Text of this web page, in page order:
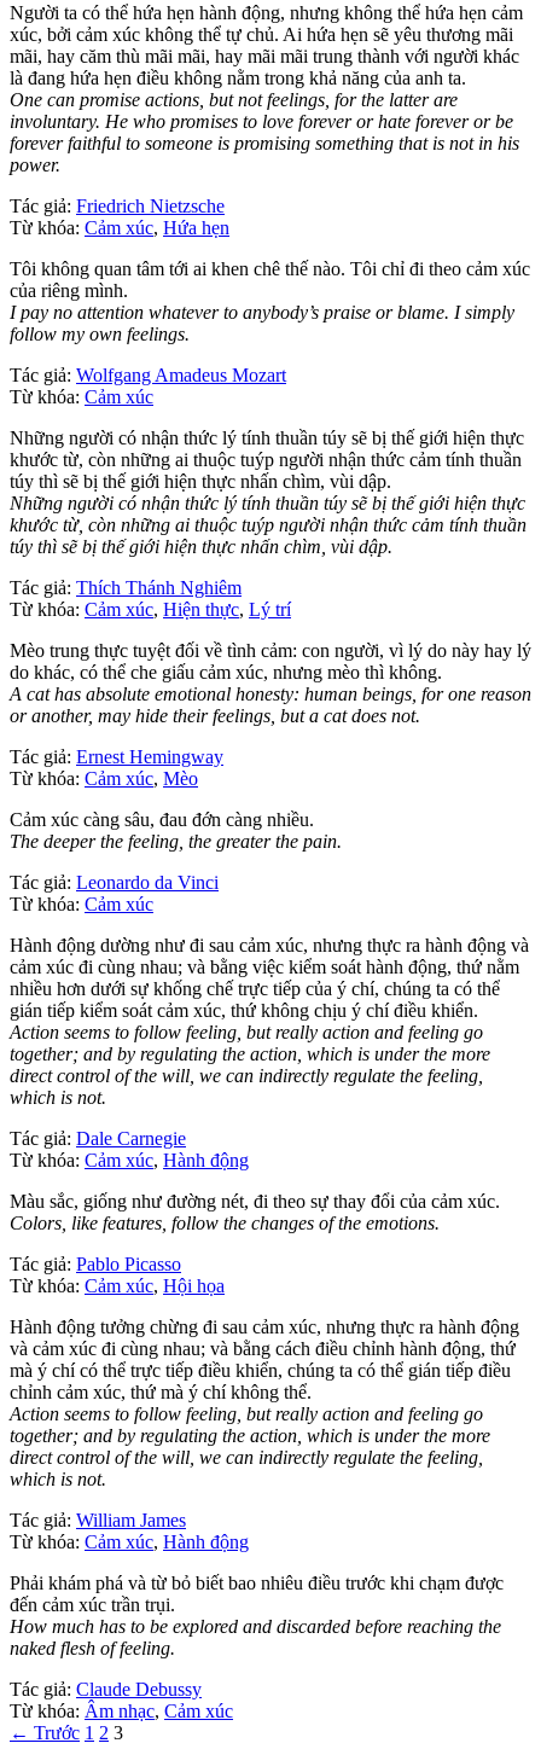
Người ta có thể hứa hẹn hành động, nhưng không thể hứa hẹn cảm
xúc, bởi cảm xúc không thể tự chủ. Ai hứa hẹn sẽ yêu thương mãi
mãi, hay căm thù mãi mãi, hay mãi mãi trung thành với người khác
là đang hứa hẹn điều không nằm trong khả năng của anh ta.
One can promise actions, but not feelings, for the latter are
involuntary. He who promises to love forever or hate forever or be
forever faithful to someone is promising something that is not in his
power.
Tác giả: Friedrich Nietzsche
Từ khóa: Cảm xúc, Hứa hẹn
Tôi không quan tâm tới ai khen chê thế nào. Tôi chỉ đi theo cảm xúc
của riêng mình.
I pay no attention whatever to anybody’s praise or blame. I simply
follow my own feelings.
Tác giả: Wolfgang Amadeus Mozart
Từ khóa: Cảm xúc
Những người có nhận thức lý tính thuần túy sẽ bị thế giới hiện thực
khước từ, còn những ai thuộc tuýp người nhận thức cảm tính thuần
túy thì sẽ bị thế giới hiện thực nhấn chìm, vùi dập.
Những người có nhận thức lý tính thuần túy sẽ bị thế giới hiện thực
khước từ, còn những ai thuộc tuýp người nhận thức cảm tính thuần
túy thì sẽ bị thế giới hiện thực nhấn chìm, vùi dập.
Tác giả: Thích Thánh Nghiêm
Từ khóa: Cảm xúc, Hiện thực, Lý trí
Mèo trung thực tuyệt đối về tình cảm: con người, vì lý do này hay lý
do khác, có thể che giấu cảm xúc, nhưng mèo thì không.
A cat has absolute emotional honesty: human beings, for one reason
or another, may hide their feelings, but a cat does not.
Tác giả: Ernest Hemingway
Từ khóa: Cảm xúc, Mèo
Cảm xúc càng sâu, đau đớn càng nhiều.
The deeper the feeling, the greater the pain.
Tác giả: Leonardo da Vinci
Từ khóa: Cảm xúc
Hành động dường như đi sau cảm xúc, nhưng thực ra hành động và
cảm xúc đi cùng nhau; và bằng việc kiểm soát hành động, thứ nằm
nhiều hơn dưới sự khống chế trực tiếp của ý chí, chúng ta có thể
gián tiếp kiểm soát cảm xúc, thứ không chịu ý chí điều khiển.
Action seems to follow feeling, but really action and feeling go
together; and by regulating the action, which is under the more
direct control of the will, we can indirectly regulate the feeling,
which is not.
Tác giả: Dale Carnegie
Từ khóa: Cảm xúc, Hành động
Màu sắc, giống như đường nét, đi theo sự thay đổi của cảm xúc.
Colors, like features, follow the changes of the emotions.
Tác giả: Pablo Picasso
Từ khóa: Cảm xúc, Hội họa
Hành động tưởng chừng đi sau cảm xúc, nhưng thực ra hành động
và cảm xúc đi cùng nhau; và bằng cách điều chỉnh hành động, thứ
mà ý chí có thể trực tiếp điều khiển, chúng ta có thể gián tiếp điều
chỉnh cảm xúc, thứ mà ý chí không thể.
Action seems to follow feeling, but really action and feeling go
together; and by regulating the action, which is under the more
direct control of the will, we can indirectly regulate the feeling,
which is not.
Tác giả: William James
Từ khóa: Cảm xúc, Hành động
Phải khám phá và từ bỏ biết bao nhiêu điều trước khi chạm được
đến cảm xúc trần trụi.
How much has to be explored and discarded before reaching the
naked flesh of feeling.
Tác giả: Claude Debussy
Từ khóa: Âm nhạc, Cảm xúc
Phân
← Trước 1 2 3